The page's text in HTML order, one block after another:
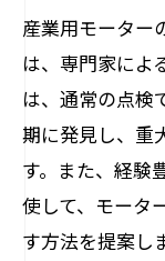
産業用モーター
は、専門家によ
は、通常の点検
期に発見し、重
す。また、経験
使して、モータ
す方法を提案し